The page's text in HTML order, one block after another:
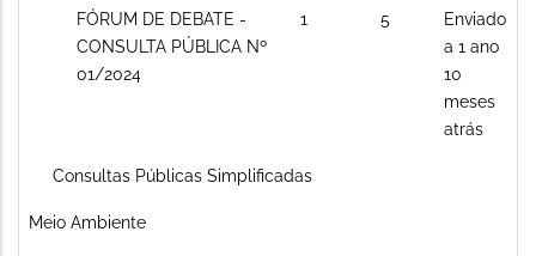
Sem
novos
posts
FÓRUM DE DEBATE -
CONSULTA PÚBLICA Nº
01/2024
1 5
Enviado
a 1 ano
10
meses
atrás
Sem
posts
Consultas Públicas Simplificadas
Sem
Meio Ambiente